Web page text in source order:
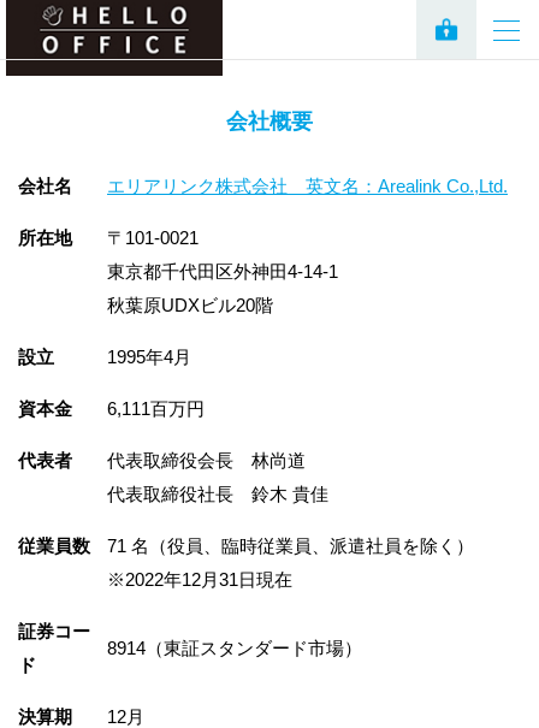
会社概要
会社名 エリアリンク株式会社 英文名：Arealink Co.,Ltd.
所在地
〒101-0021
東京都千代田区外神田4-14-1
秋葉原UDXビル20階
設立 1995年4月
資本金 6,111百万円
代表者
代表取締役会長 林尚道
代表取締役社長 鈴木 貴佳
従業員数
71 名（役員、臨時従業員、派遣社員を除く）
※2022年12月31日現在
証券コー
ド
8914（東証スタンダード市場）
決算期 12月